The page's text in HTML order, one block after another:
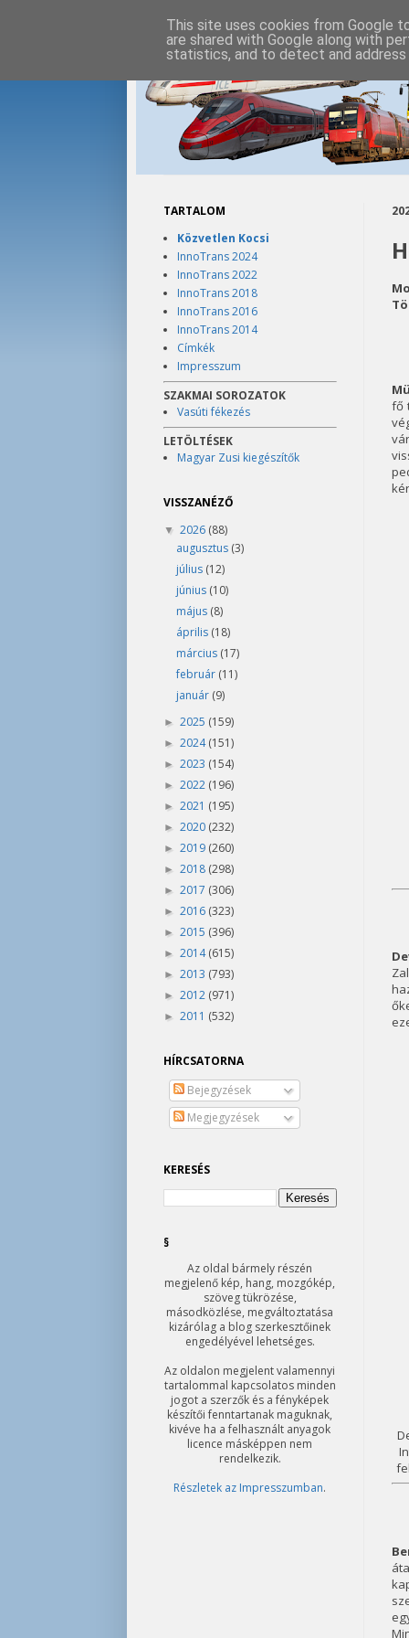
fő
TARTALOM
Közvetlen Kocsi
InnoTrans 2024
InnoTrans 2022
InnoTrans 2018
InnoTrans 2016
InnoTrans 2014
Címkék
Impresszum
SZAKMAI SOROZATOK
Vasúti fékezés
LETÖLTÉSEK
Magyar Zusi kiegészítők
VISSZANÉZŐ
▼ 2026 (88)
augusztus (3)
július (12)
június (10)
május (8)
április (18)
március (17)
február (11)
január (9)
► 2025 (159)
► 2024(151)
► 2023 (154)
► 2022 (196)
► 2021 (195)
► 2020 (232)
► 2019 (260)
► 2018 (298)
► 2017 (306)
► 2016 (323)
► 2015 (396)
► 2014(615)
► 2013 (793)
► 2012 (971)
► 2011 (532)
HÍRCSATORNA
Bejegyzések
Megjegyzések
KERESÉS
§
Az oldal bármely részén
megjelenő kép, hang, mozgókép,
szöveg tükrözése,
másodközlése, megváltoztatása
kizárólag a blog szerkesztőinek
engedélyével lehetséges.
Az oldalon megjelent valamennyi
tartalommal kapcsolatos minden
jogot a szerzők és a fényképek
készítői fenntartanak maguknak,
kivéve ha a felhasznált anyagok
licence másképpen nem
rendelkezik.
Részletek az Impresszumban.
This site uses cookies from Google
are shared with Google along with
statistics, and to detect and address